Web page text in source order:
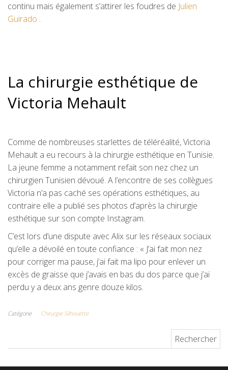
continu mais également s’attirer les foudres de Julien
Guirado .
La chirurgie esthétique de
Victoria Mehault
Comme de nombreuses starlettes de téléréalité, Victoria
Mehault a eu recours à la chirurgie esthétique en Tunisie.
La jeune femme a notamment refait son nez chez un
chirurgien Tunisien dévoué. A l’encontre de ses collègues
Victoria n’a pas caché ses opérations esthétiques, au
contraire elle a publié ses photos d’après la chirurgie
esthétique sur son compte Instagram.
C’est lors d’une dispute avec Alix sur les réseaux sociaux
qu’elle a dévoilé en toute confiance : « J’ai fait mon nez
pour corriger ma pause, j’ai fait ma lipo pour enlever un
excès de graisse que j’avais en bas du dos parce que j’ai
perdu y a deux ans genre douze kilos.
Catégorie Chirurgie Silhouette